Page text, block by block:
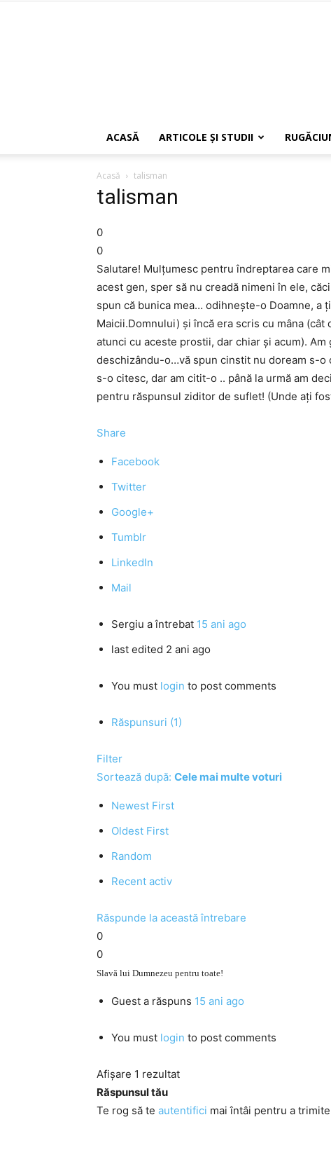
ACASĂ ARTICOLE ŞI STUDII
Acasă talisman
talisman
0
0
Salutare! Mulţumesc pentru îndreptarea care
acest gen, sper să nu creadă nimeni în ele,
spun că bunica mea… odihneşte-o Doamne, a
Maicii.Domnului) şi încă era scris cu mâna
atunci cu aceste prostii, dar chiar şi acum).
deschizându-o…vă spun cinstit nu doream s-
s-o citesc, dar am citit-o .. până la urmă am
pentru răspunsul ziditor de suflet! (Unde aţi
Share
Facebook
Twitter
Google+
Tumblr
LinkedIn
Mail
Sergiu a întrebat 15 ani ago
last edited 2 ani ago
You must login to post comments
Răspunsuri (1)
Filter
Sortează după: Cele mai multe voturi
Newest First
Oldest First
Random
Recent activ
Răspunde la această întrebare
0
0
Slavă lui Dumnezeu pentru toate!
Guest a răspuns 15 ani ago
You must login to post comments
Afișare 1 rezultat
Răspunsul tău
Te rog să te autentifici mai întâi pentru a